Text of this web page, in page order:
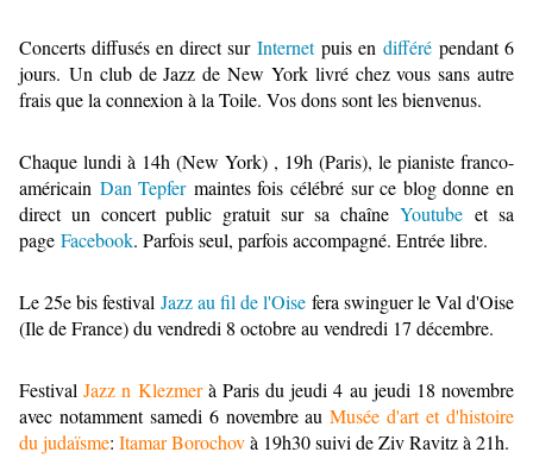
Concerts diffusés en direct sur Internetpuis en différé pendant 6
jours. Un club de Jazz de New York livré chez vous sans autre
frais que la connexion à la Toile. Vos dons sont les bienvenus.
Chaque lundi à 14h (New York) , 19h (Paris), le pianiste franco-
américain Dan Tepfer maintes fois célébré sur ce blog donne en
direct un concert public gratuit sur sa chaîneYoutube et sa
page Facebook. Parfois seul, parfois accompagné. Entrée libre.
Le 25e bis festival Jazz au fil de l'Oise fera swinguer le Val d'Oise
(Ile de France) du vendredi 8 octobre au vendredi 17 décembre.
FestivalJazz n Klezmerà Paris du jeudi 4 au jeudi 18 novembre
avec notamment samedi 6 novembre auMusée d'art et d'histoire
du judaïsme: Itamar Borochovà 19h30 suivi de Ziv Ravitz à 21h.